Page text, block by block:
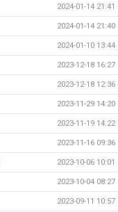
2024-01-14 21:41
2024-01-14 21:40
2024-01-10 13:44
2023-12-18 16:27
2023-12-18 12:36
2023-11-29 14:20
2023-11-19 14:22
2023-11-16 09:36
2023-10-06 10:01
2023-10-04 08:27
2023-09-11 10:57